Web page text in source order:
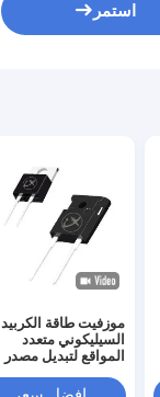
استمر
موزفيت طاقة الكربيد
السيليكوني متعدد
المواقع لتبديل مصدر